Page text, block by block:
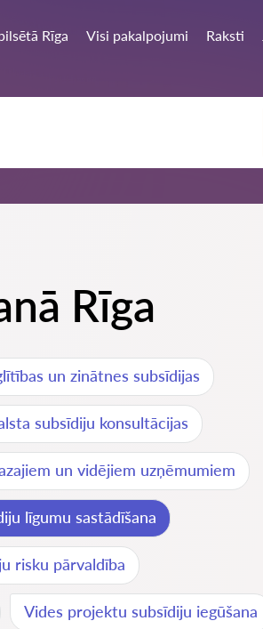
Rīga Visi pakalpojumi Raksti
Rīga
un zinātnes subsīdijas
subsīdiju konsultācijas
un vidējiem uzņēmumiem
līgumu sastādīšana
risku pārvaldība
Vides projektu subsīdiju iegūšana